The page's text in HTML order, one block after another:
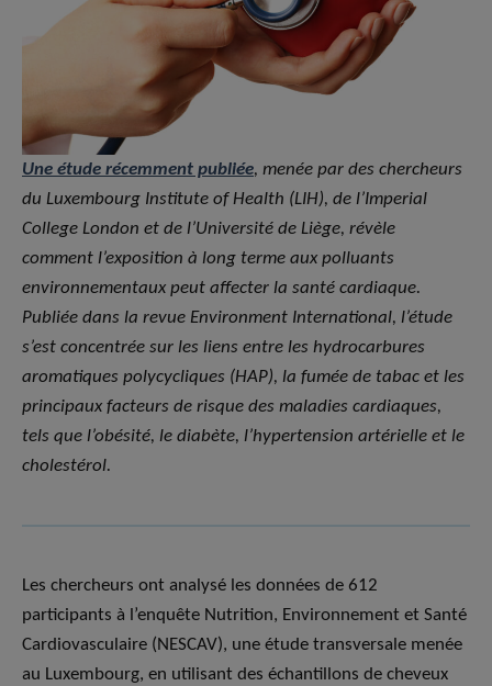
Une étude récemment publiée, menée par des chercheurs
du Luxembourg Institute of Health (LIH), de l’Imperial
College London et de l’Université de Liège, révèle
comment l’exposition à long terme aux polluants
environnementaux peut affecter la santé cardiaque.
Publiée dans la revue Environment International, l’étude
s’est concentrée sur les liens entre les hydrocarbures
aromatiques polycycliques (HAP), la fumée de tabac et les
principaux facteurs de risque des maladies cardiaques,
tels que l’obésité, le diabète, l’hypertension artérielle et le
cholestérol.
Les chercheurs ont analysé les données de 612
participants à l’enquête Nutrition, Environnement et Santé
Cardiovasculaire (NESCAV), une étude transversale menée
au Luxembourg, en utilisant des échantillons de cheveux